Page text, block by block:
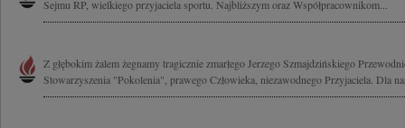
Sejmu RP, wielkiego przyjaciela sportu. Najbliższym oraz Współpracownikom...
Z głębokim żalem żegnamy tragicznie zmarłego Jerzego Szmajdzińskiego
Stowarzyszenia "Pokolenia", prawego Człowieka, niezawodnego Przyjaciela. Dla